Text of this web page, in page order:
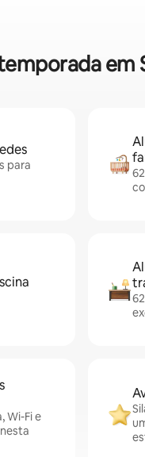
em
para
Wi-Fi e